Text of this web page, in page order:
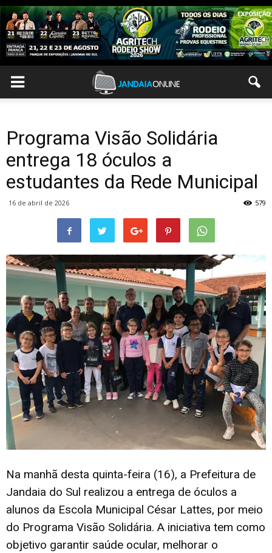
Programa Visão Solidária
entrega 18 óculos a
estudantes da Rede Municipal
16 de abril de 2026 579
Na manhã desta quinta-feira (16), a Prefeitura de
Jandaia do Sul realizou a entrega de óculos a
alunos da Escola Municipal César Lattes, por meio
do Programa Visão Solidária. A iniciativa tem como
objetivo garantir saúde ocular, melhorar o